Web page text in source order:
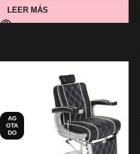
LEER MÁS
AG
OTA
DO